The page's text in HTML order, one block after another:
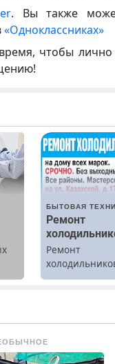
. Вы также
«Одноклассниках»
чтобы
БЫТОВАЯ
Ремонт
Ремонт
марок на